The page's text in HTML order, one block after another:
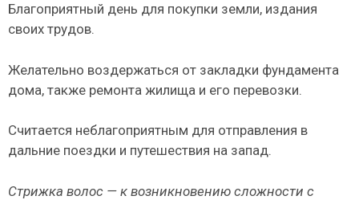
Благоприятный день для покупки земли, издания
своих трудов.
Желательно воздержаться от закладки фундамента
дома, также ре­монта жилища и его перевозки.
Считается неблагоприятным для отправления в
дальние поездки и пу­тешествия на запад.
Стрижка волос — к возникновению сложности с